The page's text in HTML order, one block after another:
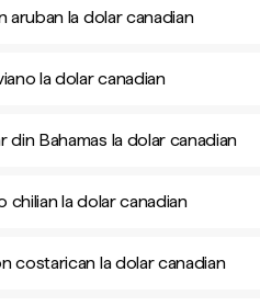
aruban la dolar canadian
la dolar canadian
din Bahamas la dolar canadian
chilian la dolar canadian
costarican la dolar canadian